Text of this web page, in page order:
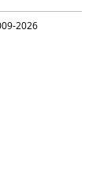
2026